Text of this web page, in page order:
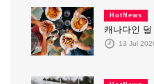
HotNews
캐나다인
13 Jul